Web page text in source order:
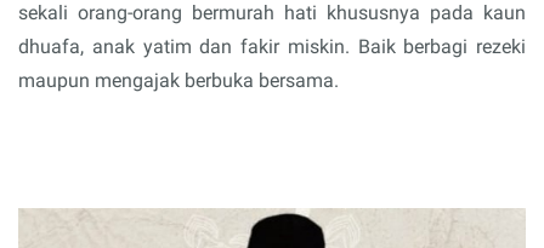
sekali orang-orang bermurah hati khususnya pada kaun
dhuafa, anak yatim dan fakir miskin. Baik berbagi rezeki
maupun mengajak berbuka bersama.